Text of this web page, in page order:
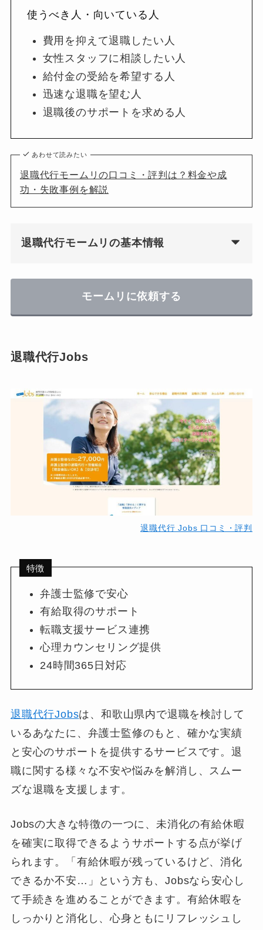
使うべき人・向いている人
費用を抑えて退職したい人
女性スタッフに相談したい人
給付金の受給を希望する人
迅速な退職を望む人
退職後のサポートを求める人
あわせて読みたい
退職代行モームリの口コミ・評判は？料金や成
功・失敗事例を解説
退職代行モームリの基本情報
モームリに依頼する
退職代行Jobs
退職代行 Jobs 口コミ・評判
特徴
弁護士監修で安心
有給取得のサポート
転職支援サービス連携
心理カウンセリング提供
24時間365日対応
退職代行Jobsは、和歌山県内で退職を検討して
いるあなたに、弁護士監修のもと、確かな実績
と安心のサポートを提供するサービスです。退
職に関する様々な不安や悩みを解消し、スムー
ズな退職を支援します。
Jobsの大きな特徴の一つに、未消化の有給休暇
を確実に取得できるようサポートする点が挙げ
られます。「有給休暇が残っているけど、消化
できるか不安…」という方も、Jobsなら安心し
て手続きを進めることができます。有給休暇を
しっかりと消化し、心身ともにリフレッシュし